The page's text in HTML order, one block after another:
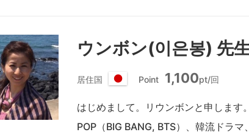
ウンボン(이은봉) 先
居住国
日
本
Point 1,100pt/回
はじめまして。リウンボンと申します
POP（BIG BANG, BTS）、韓流ドラ